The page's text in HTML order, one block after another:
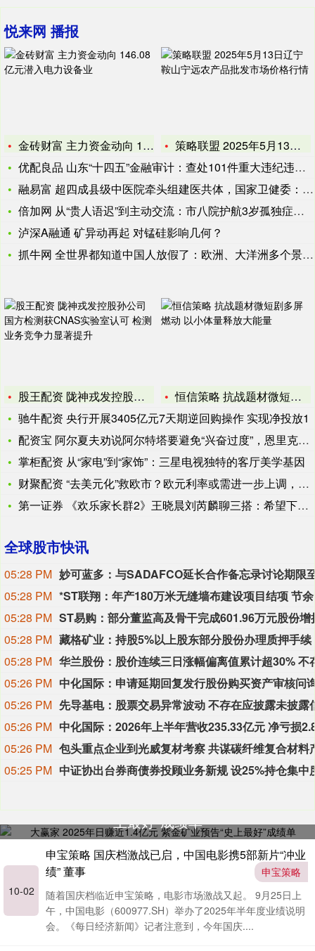
悦来网 播报
金砖财富 主力资金动向 146.08亿元潜入电力设备业
策略联盟 2025年5月13日辽宁鞍山宁远农产品批发市场价格
优配良品 山东“十四五”金融审计：查处101件重大违纪违法问
融易富 超四成县级中医院牵头组建医共体，国家卫健委：带来三大
倍加网 从“贵人语迟”到主动交流：市八院护航3岁孤独症男孩乐
泸深A融通 矿异动再起 对锰硅影响几何？
抓牛网 全世界都知道中国人放假了：欧洲、大洋洲多个景点被中国
股王配资 陇神戎发控股孙公司国方检测获CNAS实验室认可 检
恒信策略 抗战题材微短剧多屏燃动 以小体量释放大能量
驰牛配资 央行开展3405亿元7天期逆回购操作 实现净投放1
配资宝 阿尔夏夫劝说阿尔特塔要避免“兴奋过度”，恩里克展露冠
掌柜配资 从“家电”到“家饰”：三星电视独特的客厅美学基因
财聚配资 “去美元化”救欧市？欧元利率或需进一步上调，以吸引
第一证券 《欢乐家长群2》王晓晨刘芮麟聊三搭：希望下次尝试新
全球股市快讯
05:28 PM
05:28 PM
05:28 PM
05:28 PM 藏格矿业：持股5%以上股东部分股份办理质押手续
05:28 PM
05:26 PM
05:26 PM
05:26 PM
05:26 PM
05:25 PM
上最好”成绩单
10-02
申宝策略 国庆档激战已启，中国电影携5部新片“冲业
绩” 董事
申宝策略
随着国庆档临近申宝策略，电影市场激战又起。 9月25日上
午，中国电影（600977.SH）举办了2025年半年度业绩说明
会。《每日经济新闻》记者注意到，今年国庆....